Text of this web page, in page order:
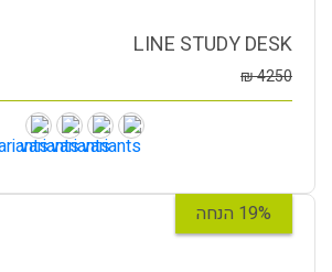
LINE STUDY DESK
4250
₪
19% הנחה